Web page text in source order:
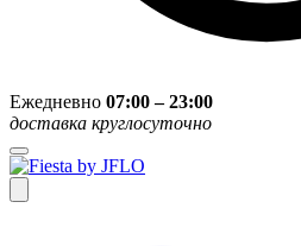
Ежедневно 07:00 – 23:00
доставка круглосуточно